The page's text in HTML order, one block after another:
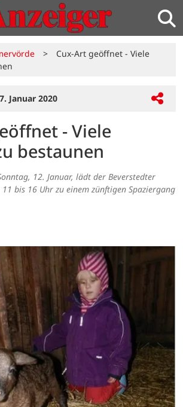
>
Cux-Art geöffnet - Viele
Januar 2020
- Viele
bestaunen
12. Januar, lädt der Beverstedter
bis 16 Uhr zu einem zünftigen Spaziergang